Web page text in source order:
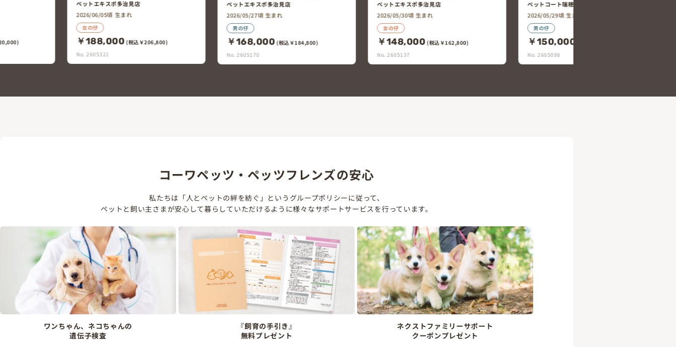
188,000
(税込￥206,800)
￥168,000
(税込￥184,800)
￥148,000
(税込￥162,800)
￥150,000
(税込￥165,000)
コーワペッツ・ペッツフレンズの安心
私たちは「人とペットの絆を紡ぐ」というグループポリシーに従って、
ペットと飼い主さまが安心して暮らしていただけるように様々なサポートサービスを行っています。
ワンちゃん、ネコちゃんの
遺伝子検査
『飼育の手引き』
無料プレゼント
ネクストファミリーサポート
クーポンプレゼント